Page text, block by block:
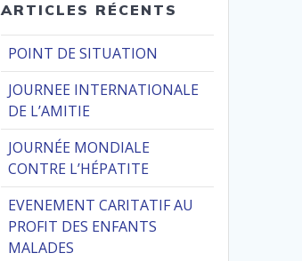
ARTICLES RÉCENTS
POINT DE SITUATION
JOURNEE INTERNATIONALE
DE L’AMITIE
JOURNÉE MONDIALE
CONTRE L’HÉPATITE
EVENEMENT CARITATIF AU
PROFIT DES ENFANTS
MALADES